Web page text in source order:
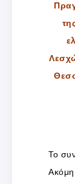
Το
Ακόμη